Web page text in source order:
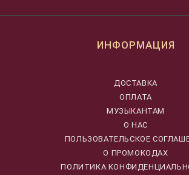
ИНФОРМАЦИЯ
ДОСТАВКА
ОПЛАТА
МУЗЫКАНТАМ
О НАС
ПОЛЬЗОВАТЕЛЬСКОЕ
О ПРОМОКОДАХ
ПОЛИТИКА